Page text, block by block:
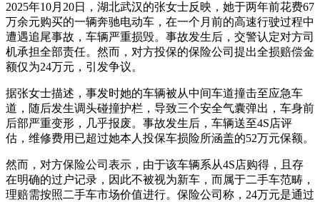
2025年10月20日，湖北武汉的张女士反映，她于两年前花费67
万余元购买的一辆奔驰电动车，在一个月前的高速行驶过程中
遭遇追尾事故，车辆严重损毁。事故发生后，交警认定对方司
机承担全部责任。然而，对方投保的保险公司提出全损赔偿金
额仅为24万元，引发争议。
据张女士描述，事发时她的车辆被从中间车道撞击至应急车
道，随后发生调头碰撞护栏，导致三个安全气囊弹出，车身前
后部严重变形，几乎报废。事故发生后，车辆送至4S店评
估，维修费用已超过她本人投保车损险所涵盖的52万元保额。
然而，对方保险公司表示，由于该车辆系从4S店购得，且存
在明确的过户记录，因此不被视为新车，而属于二手车范畴，
理赔需按照二手车市场价值进行。保险公司称，24万元是通过